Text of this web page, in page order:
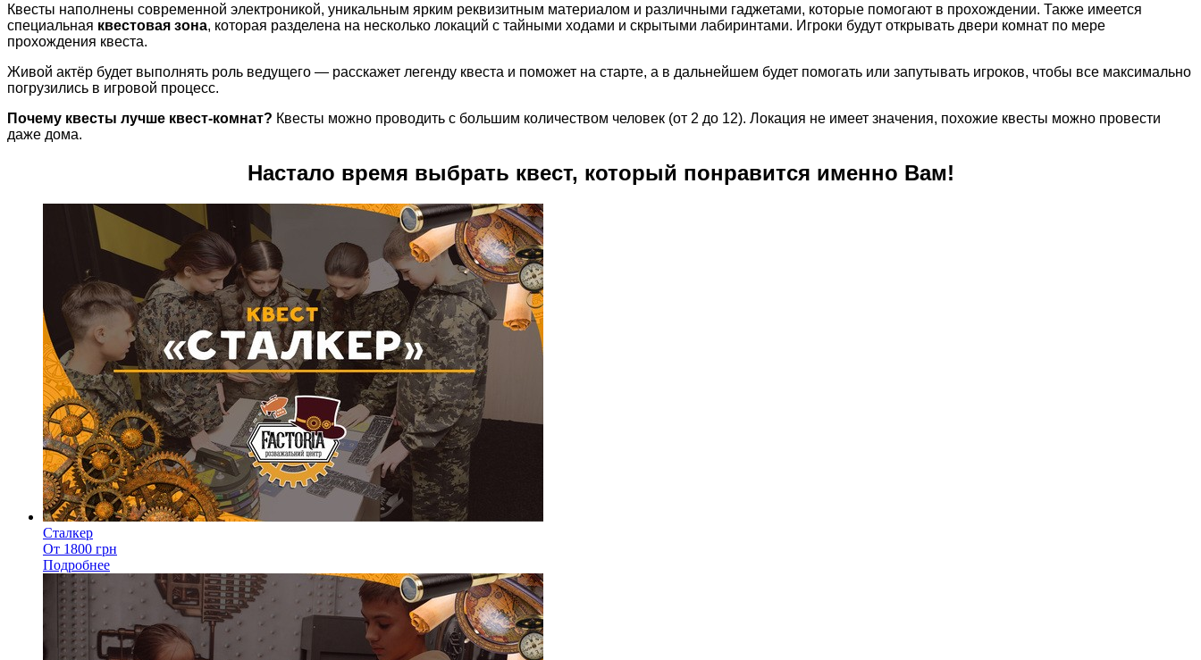
Квесты наполнены современной электроникой, уникальным ярким реквизитным материалом и различными гаджетами, которые помогают в прохождении. Также имеется
специальная квестовая зона, которая разделена на несколько локаций с тайными ходами и скрытыми лабиринтами. Игроки будут открывать двери комнат по мере
прохождения квеста.
Живой актёр будет выполнять роль ведущего — расскажет легенду квеста и поможет на старте, а в дальнейшем будет помогать или запутывать игроков, чтобы все максимально
погрузились в игровой процесс.
Почему квесты лучше квест-комнат? Квесты можно проводить с большим количеством человек (от 2 до 12). Локация не имеет значения, похожие квесты можно провести
даже дома.
Настало время выбрать квест, который понравится именно Вам!
Сталкер
От 1800 грн
Подробнее